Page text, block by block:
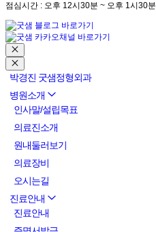
점심시간 : 오후 12시30분 ~ 오후 1시30분
박경진 굿샘정형외과
병원소개
인사말/설립목표
의료진소개
원내둘러보기
의료장비
오시는길
진료안내
진료안내